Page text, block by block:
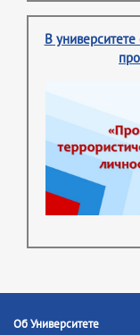
В
Об Университете